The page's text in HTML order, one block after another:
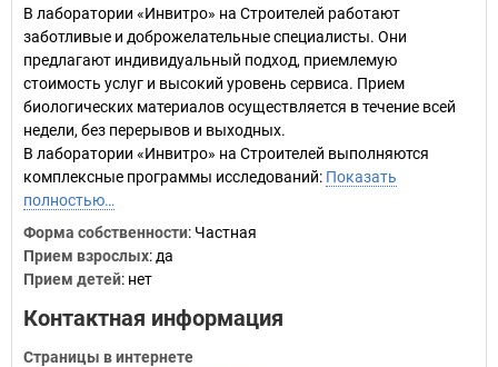
В лаборатории «Инвитро» на Строителей работают
заботливые и доброжелательные специалисты. Они
предлагают индивидуальный подход, приемлемую
стоимость услуг и высокий уровень сервиса. Прием
биологических материалов осуществляется в течение всей
недели, без перерывов и выходных.
В лаборатории «Инвитро» на Строителей выполняются
комплексные программы исследований: Показать
полностью…
Форма собственности: Частная
Прием взрослых: да
Прием детей: нет
Контактная информация
Страницы в интернете